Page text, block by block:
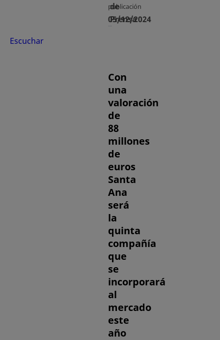
publicación
05/12/2024
de
Prensa
Escuchar
Con
una
valoración
de
88
millones
de
euros
Santa
Ana
será
la
quinta
compañía
que
se
incorporará
al
mercado
este
año